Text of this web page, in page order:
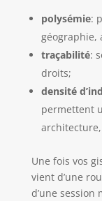
polysémie:
géographie,
traçabilité:
droits;
densité
permettent
Une fois vos
vient d’une
d’une